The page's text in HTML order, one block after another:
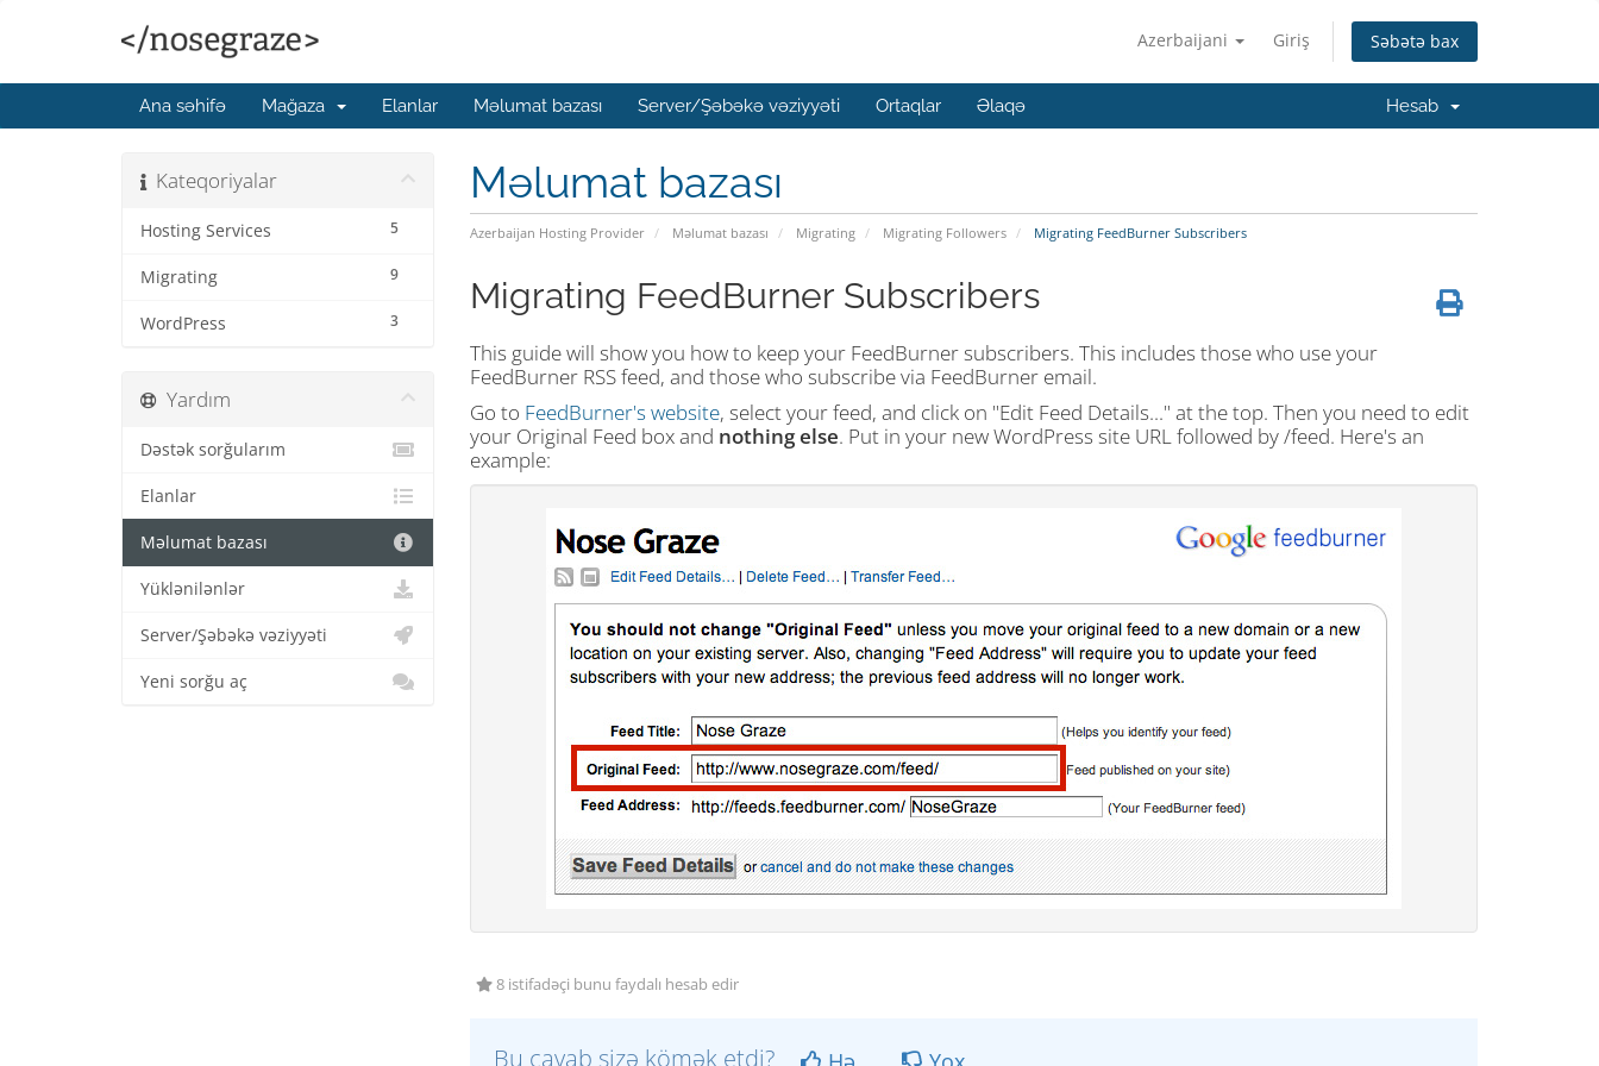
Azerbaijani Giriş Səbətə bax
Ana səhifə Mağaza Elanlar Məlumat bazası Server/Şəbəkə vəziyyəti Ortaqlar Əlaqə Hesab
Məlumat bazası
Azerbaijan Hosting Provider Məlumat bazası Migrating Migrating Followers Migrating FeedBurner Subscribers
Kateqoriyalar
5
Hosting Services
9
Migrating
3
WordPress
Migrating FeedBurner Subscribers
This guide will show you how to keep your FeedBurner subscribers. This includes those who use your
FeedBurner RSS feed, and those who subscribe via FeedBurner email.
Go to FeedBurner's website, select your feed, and click on "Edit Feed Details..." at the top. Then you need to edit
your Original Feed box and nothing else. Put in your new WordPress site URL followed by/feed. Here's an
example:
8 istifadəçi bunu faydalı hesab edir
Bu cavab sizə kömək etdi?
Yardım
Dəstək sorğularım
Elanlar
Məlumat bazası
Yüklənilənlər
Server/Şəbəkə vəziyyəti
Yeni sorğu aç